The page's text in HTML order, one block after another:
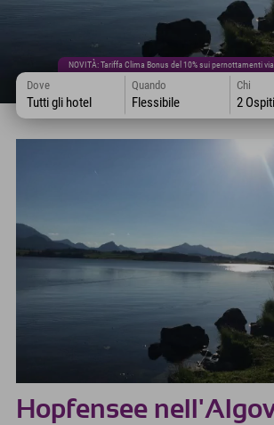
NOVITÀ: Tariffa Clima Bonus del 10% sui pernottamenti
Dove
Tutti gli hotel
Quando
Flessibile
Chi
2 Ospiti
Hopfensee